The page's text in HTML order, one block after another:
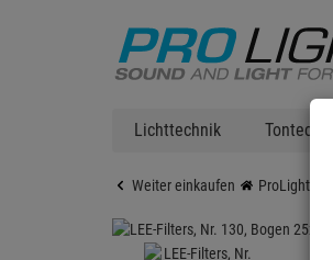
Lichttechnik Tontechnik
Weiter einkaufen ProLighting